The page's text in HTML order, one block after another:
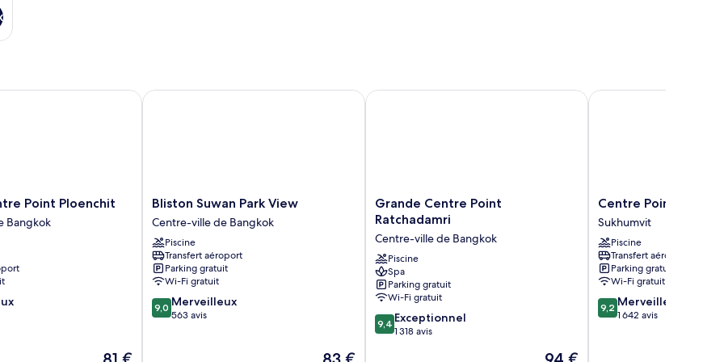
Point Ploenchit
Bangkok
Le
Point Ploenchit
Bliston
Suwan
Park
View
Centre-
ville
de
Bangkok
Bliston Suwan Park View
Centre-ville de Bangkok
Piscine
Transfert aéroport
Parking gratuit
Wi-Fi gratuit
9.0
sur
9,0 Merveilleux
563 avis
Le
Bliston Suwan Park View
Grande
Centre
Ratchadamri
Centre-
ville
de
Bangkok
Grande Centre Point
Ratchadamri
Centre-ville de Bangkok
Piscine
Spa
Parking gratuit
Wi-Fi gratuit
9.4
sur
9,4 Exceptionnel
1 318 avis
Le
Grande Centre Point Ratchadamri
Centre
Point
Sukhumvit
10
Sukhumvit
Centre Point
Sukhumvit
Piscine
Transfert aéroport
Parking gratuit
Wi-Fi gratuit
9.2
sur
9,2 Merveilleux
1 642 avis
Centre Point